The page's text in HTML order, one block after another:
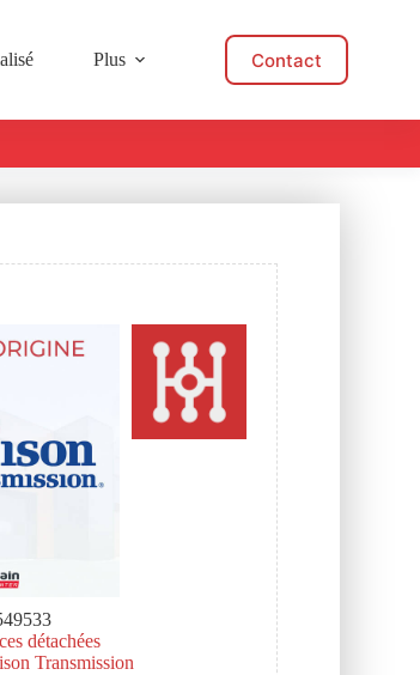
Plus Contact
détachées
Transmission